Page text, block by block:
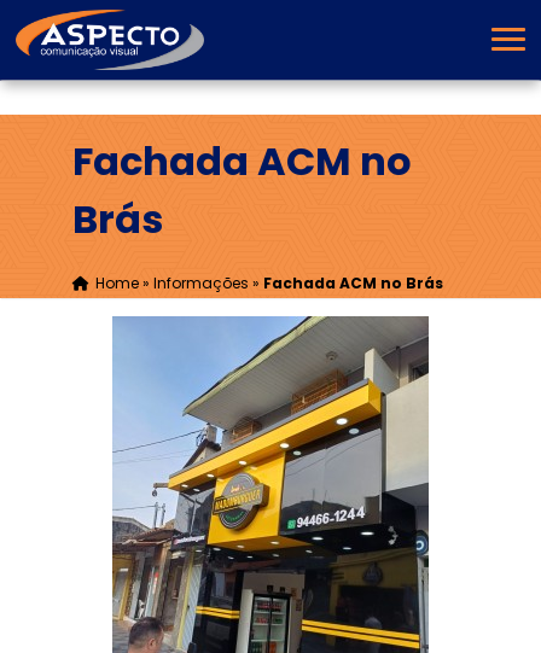
Fachada ACM no
Brás
Home» Informações » Fachada ACM no Brás